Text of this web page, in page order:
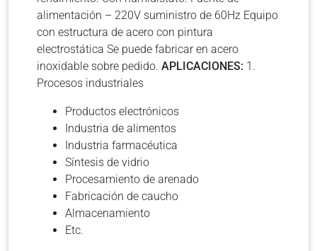
alimentación – 220V suministro de 60Hz Equipo
con estructura de acero con pintura
electrostática Se puede fabricar en acero
inoxidable sobre pedido. APLICACIONES: 1.
Procesos industriales
Productos electrónicos
Industria de alimentos
Industria farmacéutica
Síntesis de vidrio
Procesamiento de arenado
Fabricación de caucho
Almacenamiento
Etc.